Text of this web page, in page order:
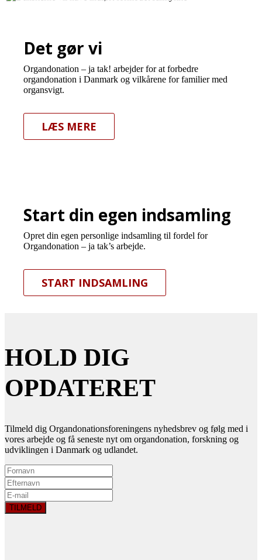
Det gør vi
Organdonation – ja tak! arbejder for at forbedre
organdonation i Danmark og vilkårene for familier med
organsvigt.
LÆS MERE
Start din egen indsamling
Opret din egen personlige indsamling til fordel for
Organdonation – ja tak’s arbejde.
START INDSAMLING
HOLD DIG
OPDATERET
Tilmeld dig Organdonationsforeningens nyhedsbrev og følg med i
vores arbejde og få seneste nyt om organdonation, forskning og
udviklingen i Danmark og udlandet.